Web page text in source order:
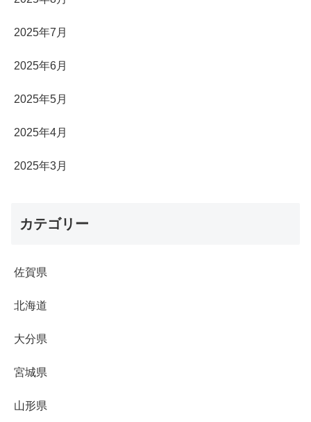
2025年7月
2025年6月
2025年5月
2025年4月
2025年3月
カテゴリー
佐賀県
北海道
大分県
宮城県
山形県